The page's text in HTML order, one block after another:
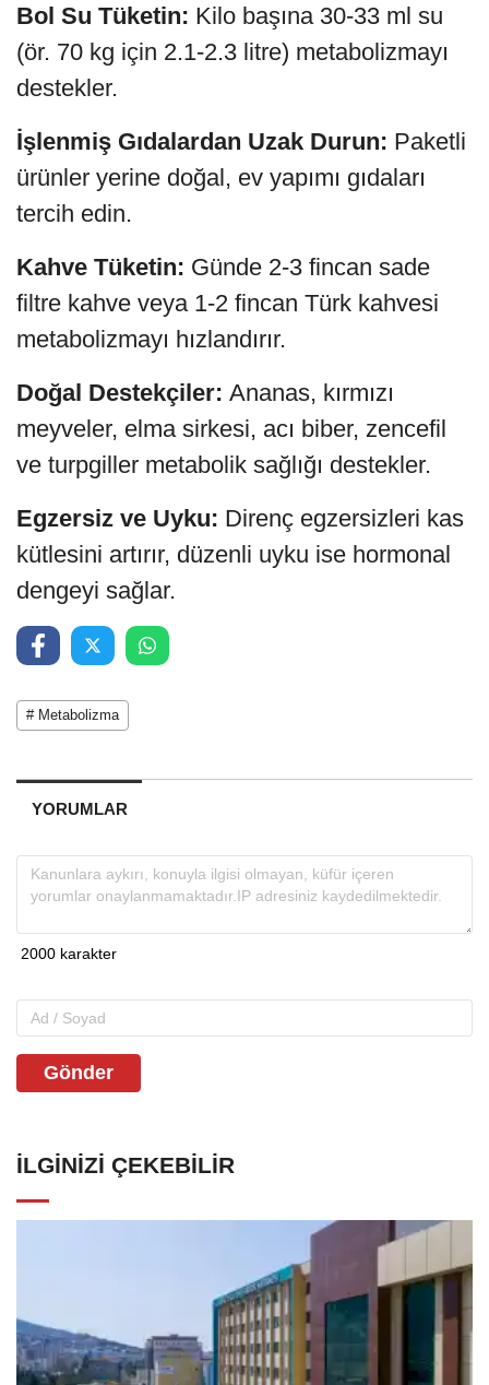
Bol Su Tüketin: Kilo başına 30-33 ml su
(ör. 70 kg için 2.1-2.3 litre) metabolizmayı
destekler.
İşlenmiş Gıdalardan Uzak Durun: Paketli
ürünler yerine doğal, ev yapımı gıdaları
tercih edin.
Kahve Tüketin: Günde 2-3 fincan sade
filtre kahve veya 1-2 fincan Türk kahvesi
metabolizmayı hızlandırır.
Doğal Destekçiler: Ananas, kırmızı
meyveler, elma sirkesi, acı biber, zencefil
ve turpgiller metabolik sağlığı destekler.
Egzersiz ve Uyku: Direnç egzersizleri kas
kütlesini artırır, düzenli uyku ise hormonal
dengeyi sağlar.
# Metabolizma
YORUMLAR
Gönder
İLGINIZI ÇEKEBILIR